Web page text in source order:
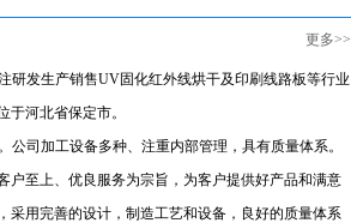
更多>>
研发生产销售UV固化红外线烘干及印刷线路板等行业
河北省保定市。
司加工设备多种、注重内部管理，具有质量体系。
户至上、优良服务为宗旨，为客户提供好产品和满意
采用完善的设计，制造工艺和设备，良好的质量体系